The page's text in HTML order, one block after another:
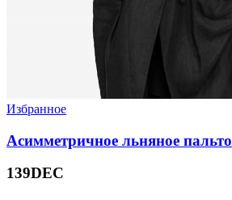
Избранное
Асимметричное льняное пальто
139DEC